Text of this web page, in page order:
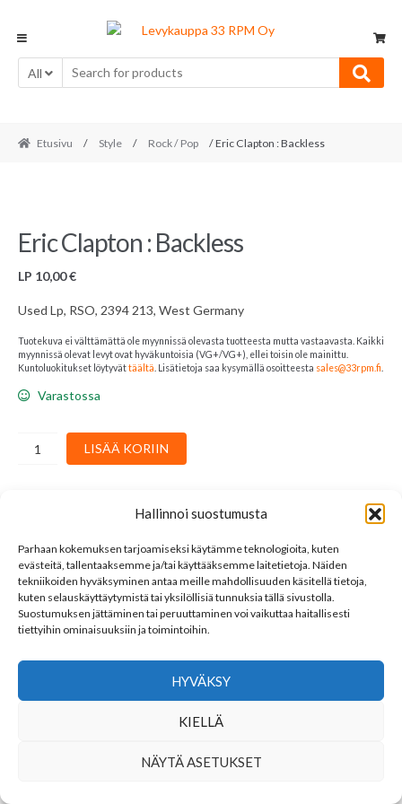
Hallinnoi suostumusta
Parhaan kokemuksen tarjoamiseksi käytämme teknologioita, kuten
evästeitä, tallentaaksemme ja/tai käyttääksemme laitetietoja. Näiden
tekniikoiden hyväksyminen antaa meille mahdollisuuden käsitellä tietoja,
kuten selauskäyttäytymistä tai yksilöllisiä tunnuksia tällä sivustolla.
Suostumuksen jättäminen tai peruuttaminen voi vaikuttaa haitallisesti
tiettyihin ominaisuuksiin ja toimintoihin.
HYVÄKSY
KIELLÄ
NÄYTÄ ASETUKSET
navigation
content
All
Etusivu / Style / Rock / Pop / Eric Clapton : Backless
Eric Clapton : Backless
LP 10,00€
Used Lp, RSO, 2394 213, West Germany
Tuotekuva ei välttämättä ole myynnissä olevasta tuotteesta mutta vastaavasta. Kaikki
myynnissä olevat levyt ovat hyväkuntoisia (VG+/VG+), ellei toisin ole mainittu.
Kuntoluokitukset löytyvättäältä . Lisätietoja saa kysymällä osoitteesta sales@33rpm.fi
Varastossa
LISÄÄ KORIIN
60s - 70s rock / pop,LP,Rock / Pop,Vinyl
LINKKEJÄ
YHTEYSTIEDOT
SEURAA MEITÄ